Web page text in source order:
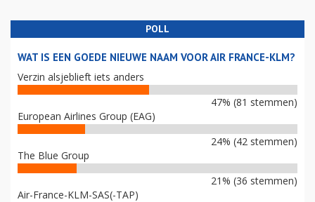
POLL
WAT IS EEN GOEDE NIEUWE NAAM VOOR AIR FRANCE-KLM?
Verzin alsjeblieft iets anders
47% (81 stemmen)
European Airlines Group (EAG)
24% (42 stemmen)
The Blue Group
21% (36 stemmen)
Air-France-KLM-SAS(-TAP)